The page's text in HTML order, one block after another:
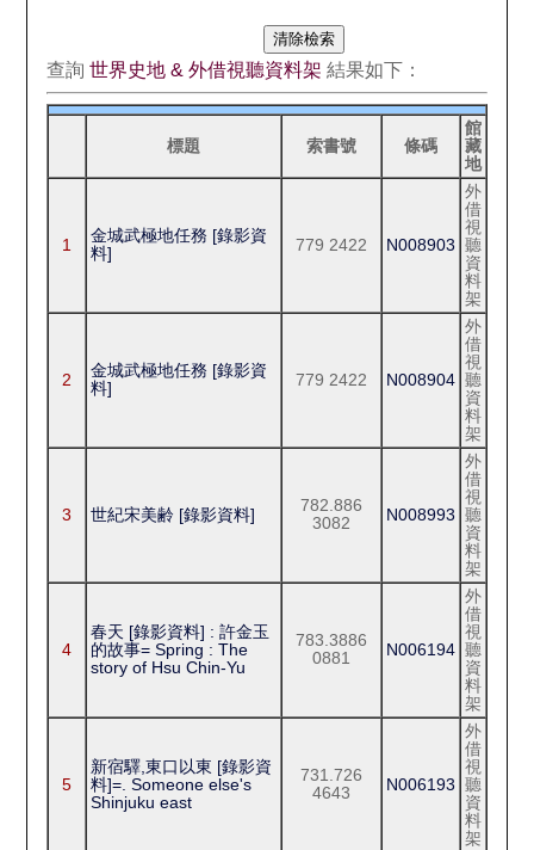
查詢 世界史地 & 外借視聽資料架 結果如下：
標題 索書號 條碼
館
藏
地
1
金城武極地任務 [錄影資
料]
779 2422 N008903
外
借
視
聽
資
料
架
2
金城武極地任務 [錄影資
料]
779 2422 N008904
外
借
視
聽
資
料
架
3 世紀宋美齢 [錄影資料]
782.886
3082
N008993
外
借
視
聽
資
料
架
4
春天 [錄影資料] : 許金玉
的故事= Spring : The
story of Hsu Chin-Yu
783.3886
0881
N006194
外
借
視
聽
資
料
架
5
新宿驛,東口以東 [錄影資
料]=. Someone else's
Shinjuku east
731.726
4643
N006193
外
借
視
聽
資
料
架